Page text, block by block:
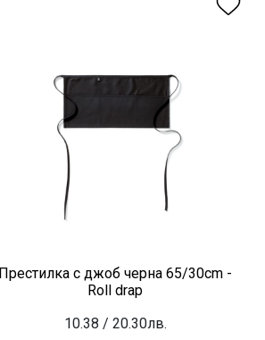
Престилка с джоб черна 65/30cm -
Roll drap
10.38 / 20.30лв.